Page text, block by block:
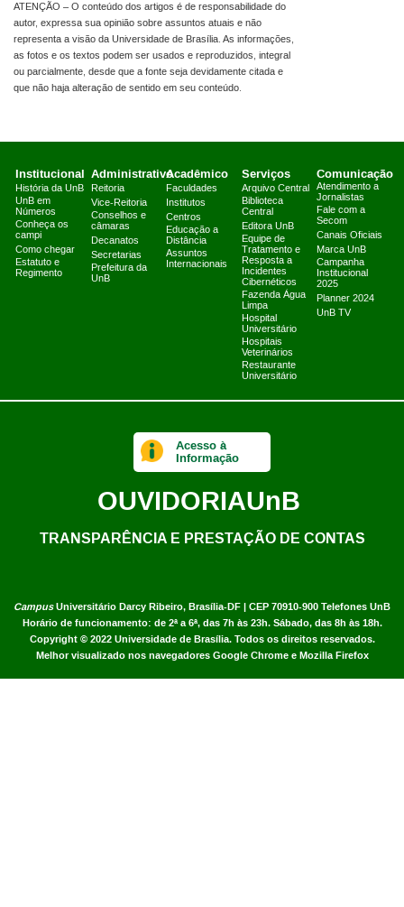
ATENÇÃO – O conteúdo dos artigos é de responsabilidade do
autor, expressa sua opinião sobre assuntos atuais e não
representa a visão da Universidade de Brasília. As informações,
as fotos e os textos podem ser usados e reproduzidos, integral
ou parcialmente, desde que a fonte seja devidamente citada e
que não haja alteração de sentido em seu conteúdo.
Institucional
História da UnB
UnB em
Números
Conheça os
campi
Como chegar
Estatuto e
Regimento
Administrativo
Reitoria
Vice-Reitoria
Conselhos e
câmaras
Decanatos
Secretarias
Prefeitura da
UnB
Acadêmico
Faculdades
Institutos
Centros
Educação a
Distância
Assuntos
Internacionais
Serviços
Arquivo Central
Biblioteca
Central
Editora UnB
Equipe de
Tratamento e
Resposta a
Incidentes
Cibernéticos
Fazenda Água
Limpa
Hospital
Universitário
Hospitais
Veterinários
Restaurante
Universitário
Comunicação
Atendimento a
Jornalistas
Fale com a
Secom
Canais Oficiais
Marca UnB
Campanha
Institucional
2025
Planner 2024
UnB TV
CampusUniversitário Darcy Ribeiro, Brasília-DF | CEP 70910-900 Telefones UnB
Horário de funcionamento: de 2ª a 6ª, das 7h às 23h. Sábado, das 8h às 18h.
Copyright © 2022 Universidade de Brasília. Todos os direitos reservados.
Melhor visualizado nos navegadores Google Chrome e Mozilla Firefox
Acesso à
Informação
OUVIDORIAUnB
TRANSPARÊNCIA E PRESTAÇÃO DE CONTAS